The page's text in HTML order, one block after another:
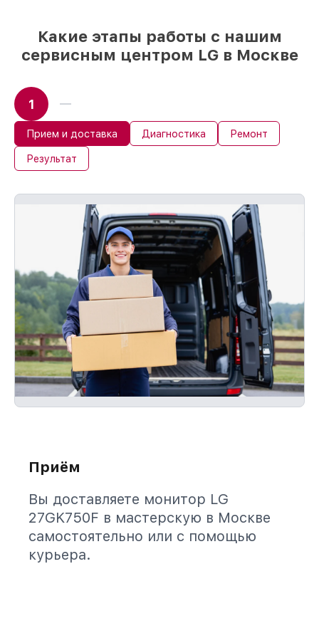
Какие этапы работы с нашим
сервисным центром LG в Москве
1
Прием и доставка Диагностика Ремонт
Результат
Приём
Вы доставляете монитор LG
27GK750F в мастерскую в Москве
самостоятельно или с помощью
курьера.